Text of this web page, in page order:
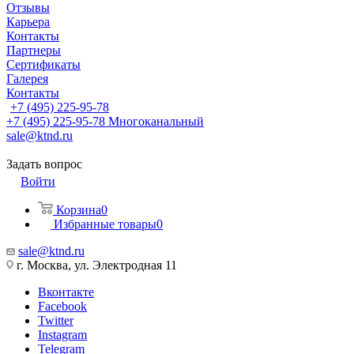
Отзывы
Карьера
Контакты
Партнеры
Сертификаты
Галерея
Контакты
+7 (495) 225-95-78
+7 (495) 225-95-78 Многоканальный
sale@ktnd.ru
Задать вопрос
Войти
Корзина0
Избранные товары0
sale@ktnd.ru
г. Москва, ул. Электродная 11
Вконтакте
Facebook
Twitter
Instagram
Telegram